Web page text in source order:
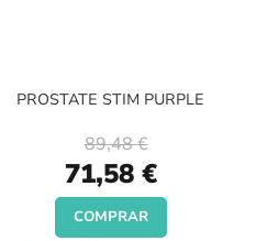
PROSTATE STIM PURPLE
Special
Price
71,58 €
89,48 €
COMPRAR